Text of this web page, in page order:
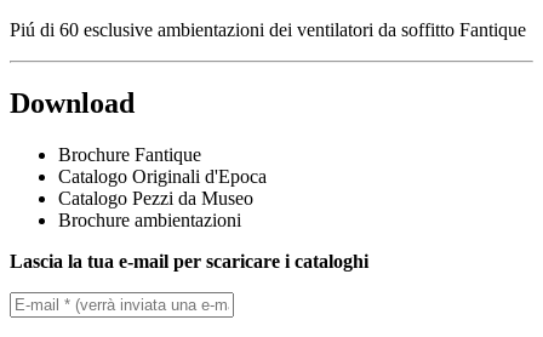
Piú di 60 esclusive ambientazioni dei ventilatori da soffitto Fantique
Download
Brochure Fantique
Catalogo Originali d'Epoca
Catalogo Pezzi da Museo
Brochure ambientazioni
Lascia la tua e-mail per scaricare i cataloghi